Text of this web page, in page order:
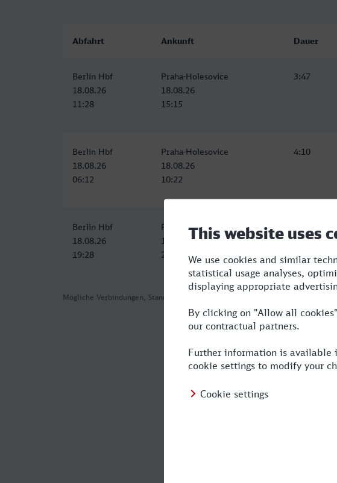
Mögliche Verbindungen, Stand: 2026-08-04 00:32
Abfahrt Ankunft Dauer
Berlin Hbf
18.08.26
11:28
Praha-Holesovice
18.08.26
15:15
3:47
Berlin Hbf
18.08.26
06:12
Praha-Holesovice
18.08.26
10:22
4:10
Berlin Hbf
18.08.26
19:28
Praha hl.n.
18.08.26
23:31
Mit dem Zug von
Sie!
von Berlin nach Prag und
Hauptstadt hat sich zu einer
Prag als "Goldenen Stadt" oder
einfach, wenn Sie sich das